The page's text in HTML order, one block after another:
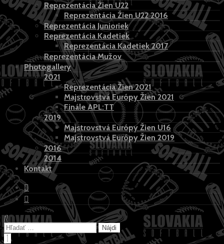
Reprezentácia Žien U22
Reprezentácia Žien U22 2016
Reprezentácia Junioriek
Reprezentácia Kadetiek
Reprezentácia Kadetiek 2017
Reprezentácia Mužov
Photogallery
2021
Reprezentácia Žien 2021
Majstrovstvá Európy Žien 2021
Finále APL:TT
2019
Majstrovstvá Európy Žien U16
Majstrovstvá Európy Žien 2019
2016
2014
Kontakt
Hľadať:
Hľadať:
Close